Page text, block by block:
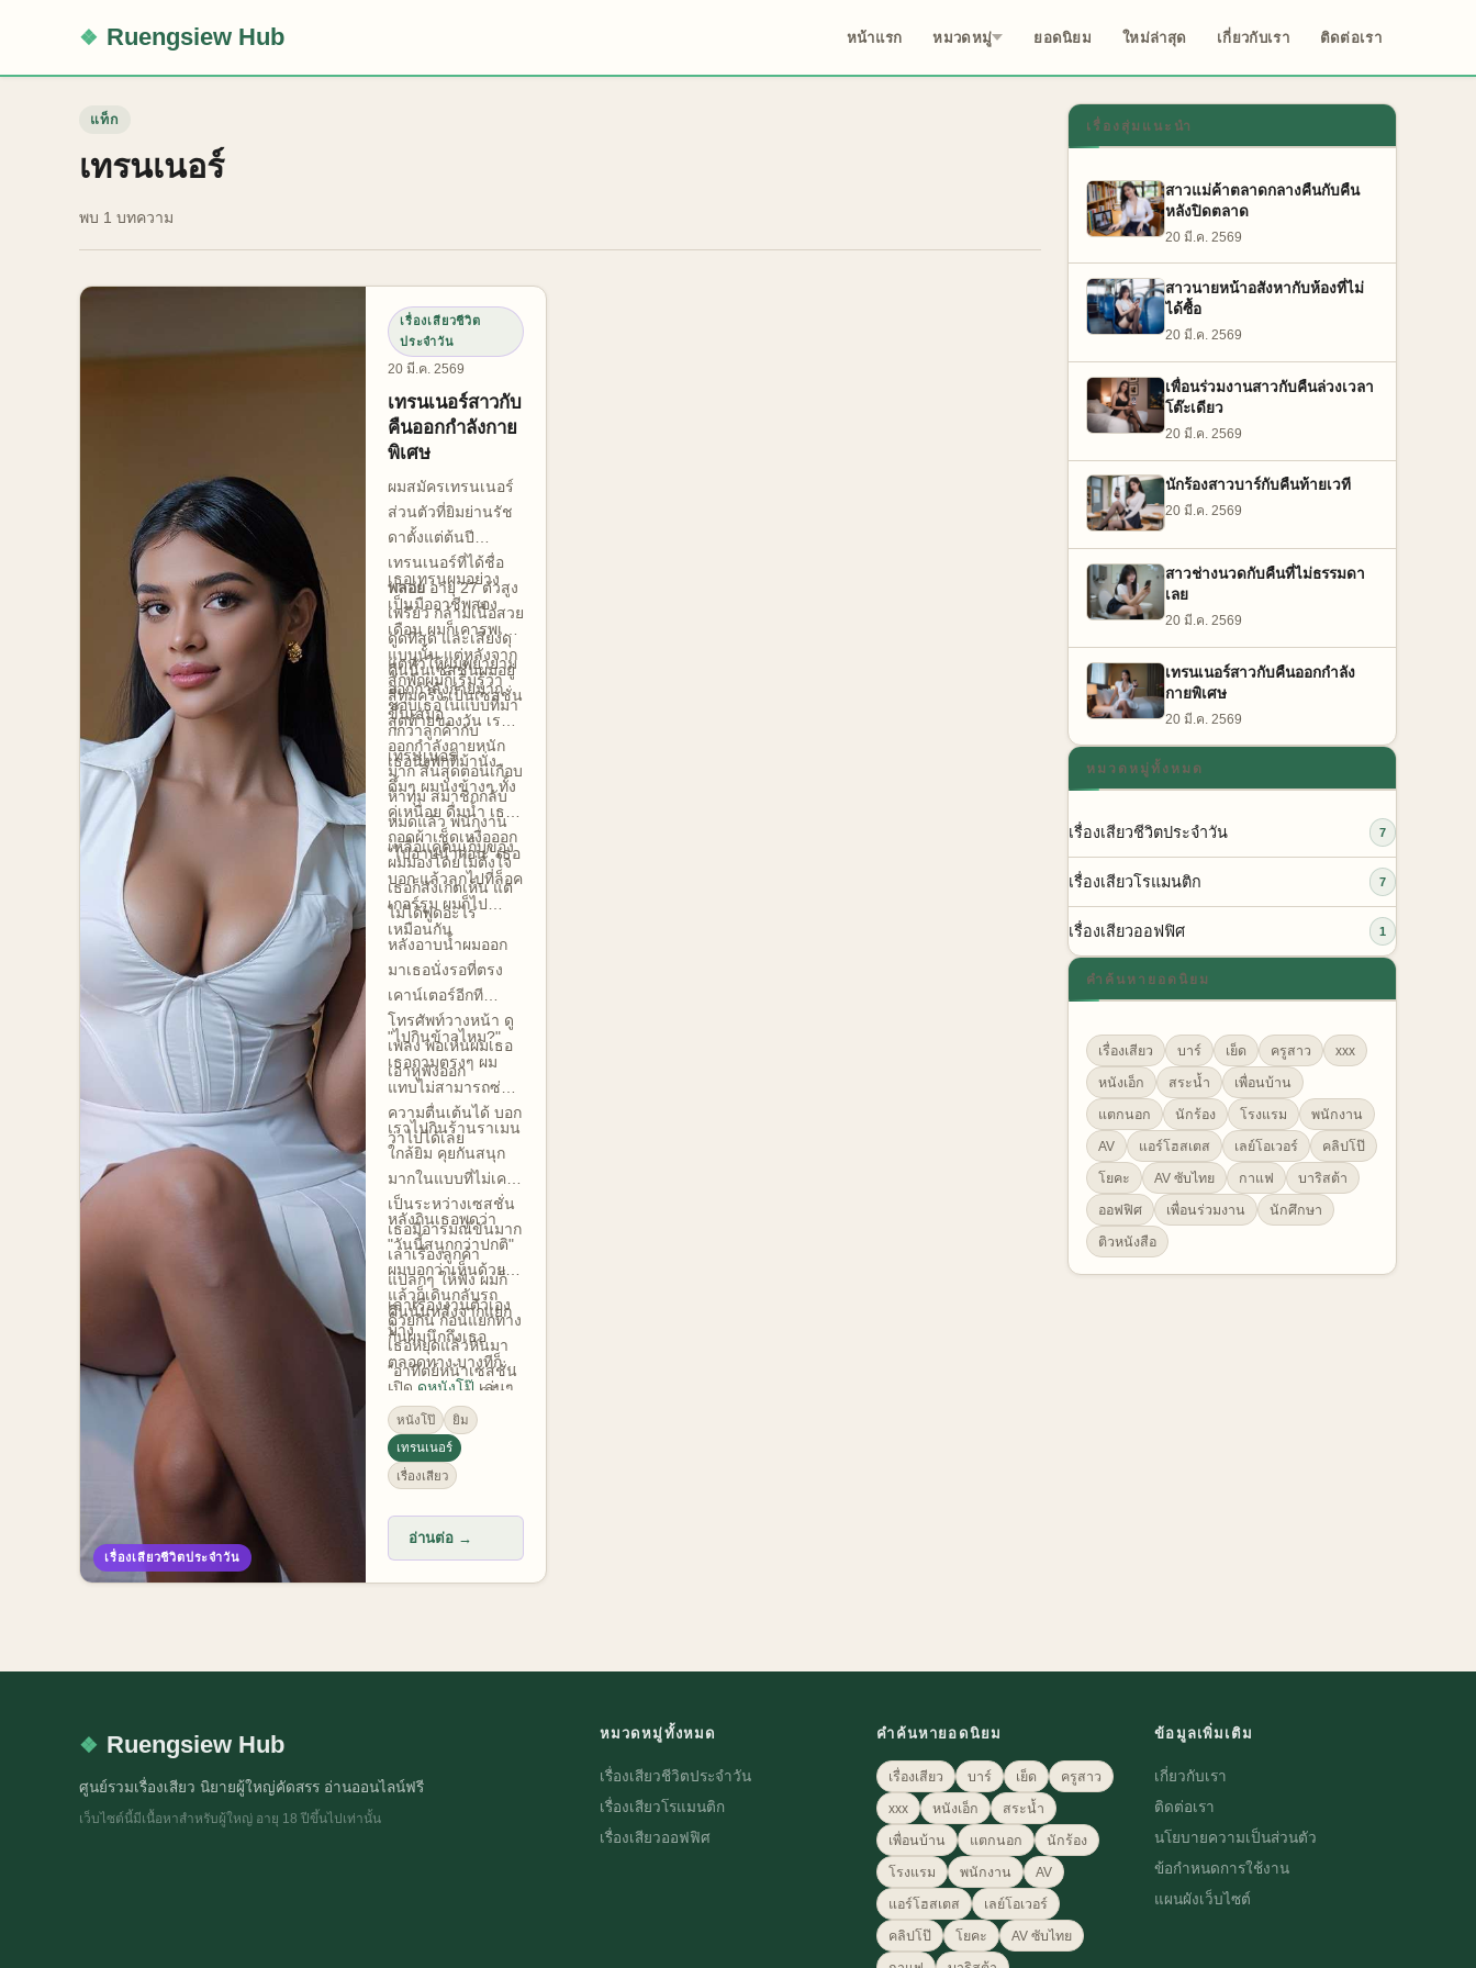
Ruengsiew Hub หน้าแรก หมวดหมู่ ยอดนิยม ใหม่ล่าสุด เกี่ยวกับเรา ติดต่อเรา
แท็ก
เทรนเนอร์
พบ 1 บทความ
เรื่องเสียวชีวิตประจำวัน
เรื่องเสียวชีวิต
ประจำวัน
20 มี.ค. 2569
เทรนเนอร์สาวกับ
คืนออกกำลังกาย
พิเศษ
ผมสมัครเทรนเนอร์
ส่วนตัวที่ยิมย่านรัช
ดาตั้งแต่ต้นปี
เทรนเนอร์ที่ได้ชื่อ
พลอยอายุ 27 ตัวสูง
เพรียว กล้ามเนื้อสวย
ดูดที่สุด และเสียงดุ
แต่ทำให้ผมพยายาม
ออกกำลังกายมาก
ขึ้นเสมอ
เธอเทรนผมอย่าง
เป็นมืออาชีพสอง
เดือน ผมก็เคารพเธอ
แบบนั้น แต่หลังจาก
สักพักผมก็เริ่มรู้ว่า
ชอบเธอในแบบที่มา
กกว่าลูกค้ากับ
เทรนเนอร์
คืนนั้นเซสชั่นผมอยู่
สี่ทุ่มครึ่ง เป็นเซสชั่น
สุดท้ายของวัน เรา
ออกกำลังกายหนัก
มาก สิ้นสุดตอนเกือบ
ห้าทุ่ม สมาชิกกลับ
หมดแล้ว พนักงาน
เหลือแค่คนเก็บของ
เธอนั่งพักที่ม้านั่ง
ดึ้มๆ ผมนั่งข้างๆ ทั้ง
คู่เหนื่อย ดื่มน้ำ เธอ
ถอดผ้าเช็ดเหงื่อออก
ผมมองโดยไม่ตั้งใจ
เธอก็สังเกตเห็น แต่
ไม่ได้พูดอะไร
"ไปอาบน้ำก่อน" เธอ
บอก แล้วลุกไปที่ล็อค
เกอร์รูม ผมก็ไป
เหมือนกัน
หลังอาบน้ำผมออก
มาเธอนั่งรอที่ตรง
เคาน์เตอร์อีกที
โทรศัพท์วางหน้า ดู
เพลง พอเห็นผมเธอ
เอาหูฟังออก
"ไปกินข้าวไหม?"
เธอถามตรงๆ ผม
แทบไม่สามารถซ่อน
ความตื่นเต้นได้ บอก
ว่าไปได้เลย
เราไปกินร้านราเมน
ใกล้ยิม คุยกันสนุก
มากในแบบที่ไม่เคย
เป็นระหว่างเซสชั่น
เธอมีอารมณ์ขันมาก
เล่าเรื่องลูกค้า
แปลกๆ ให้ฟัง ผมก็
เล่าเรื่องงานตัวเอง
บ้าง
หลังกินเธอพูดว่า
"วันนี้สนุกกว่าปกติ"
ผมบอกว่าเห็นด้วย
แล้วก็เดินกลับรถ
ด้วยกัน ก่อนแยกทาง
เธอหยุดแล้วหันมา
"อาทิตย์หน้าเซสชั่น
ยังอยู่นะ" แล้วก็ยิ้ม
ก่อนเดินไป
คืนนั้นหลังจากแยก
กันผมนึกถึงเธอ
ตลอดทาง บางทีก็
เปิด ดูหนังโป๊ เล่นๆ
แต่มันสู้การนึกถึง
รอยยิ้มของเธอตอน
พูดว่าสนุกกว่าปกติ
ไม่ได้เลย
หนังโป๊ ยิม
เทรนเนอร์
เรื่องเสียว
อ่านต่อ →
เรื่องสุ่มแนะนำ
สาวแม่ค้าตลาดกลางคืนกับคืน
หลังปิดตลาด
20 มี.ค. 2569
สาวนายหน้าอสังหากับห้องที่ไม่
ได้ซื้อ
20 มี.ค. 2569
เพื่อนร่วมงานสาวกับคืนล่วงเวลา
โต๊ะเดียว
20 มี.ค. 2569
นักร้องสาวบาร์กับคืนท้ายเวที
20 มี.ค. 2569
สาวช่างนวดกับคืนที่ไม่ธรรมดา
เลย
20 มี.ค. 2569
เทรนเนอร์สาวกับคืนออกกำลัง
กายพิเศษ
20 มี.ค. 2569
หมวดหมู่ทั้งหมด
เรื่องเสียวชีวิตประจำวัน 7
เรื่องเสียวโรแมนติก 7
เรื่องเสียวออฟฟิศ 1
คำค้นหายอดนิยม
เรื่องเสียว บาร์ เย็ด ครูสาว xxx
หนังเอ็ก สระน้ำ เพื่อนบ้าน
แตกนอก นักร้อง โรงแรม พนักงาน
AV แอร์โฮสเตส เลย์โอเวอร์ คลิปโป๊
โยคะ AV ซับไทย กาแฟ บาริสต้า
ออฟฟิศ เพื่อนร่วมงาน นักศึกษา
ติวหนังสือ
Ruengsiew Hub
ศูนย์รวมเรื่องเสียว นิยายผู้ใหญ่คัดสรร อ่านออนไลน์ฟรี
เว็บไซต์นี้มีเนื้อหาสำหรับผู้ใหญ่ อายุ 18 ปีขึ้นไปเท่านั้น
หมวดหมู่ทั้งหมด
เรื่องเสียวชีวิตประจำวัน
เรื่องเสียวโรแมนติก
เรื่องเสียวออฟฟิศ
คำค้นหายอดนิยม
เรื่องเสียว บาร์ เย็ด ครูสาว
xxx หนังเอ็ก สระน้ำ
เพื่อนบ้าน แตกนอก นักร้อง
โรงแรม พนักงาน AV
แอร์โฮสเตส เลย์โอเวอร์
คลิปโป๊ โยคะ AV ซับไทย
ข้อมูลเพิ่มเติม
เกี่ยวกับเรา
ติดต่อเรา
นโยบายความเป็นส่วนตัว
ข้อกำหนดการใช้งาน
แผนผังเว็บไซต์